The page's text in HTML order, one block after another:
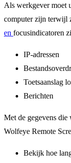
Als werkgever moet
computer zijn terwijl
en focusindicatoren
IP-adressen
Toetsaanslag
Berichten
Met de gegevens
Wolfeye Remote
Bekijk hoe